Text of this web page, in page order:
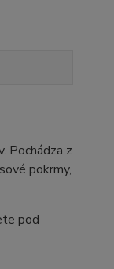
Pochádza z
pokrmy,
pod